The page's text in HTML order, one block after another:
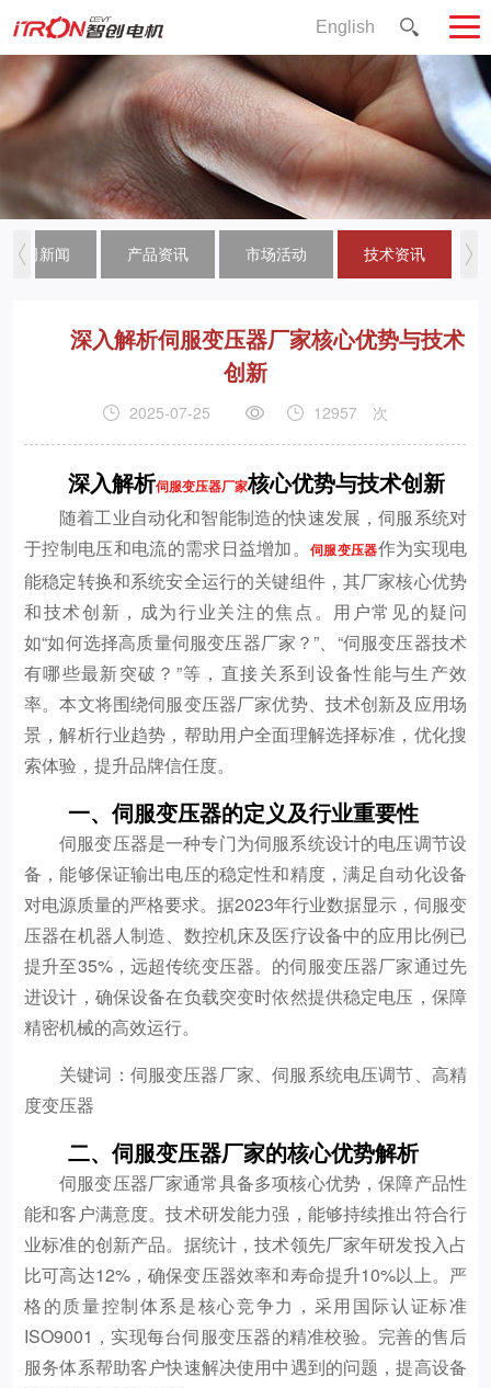
English
公司新闻 产品资讯 市场活动 技术资讯
深入解析伺服变压器厂家核心优势与技术
创新
2025-07-25 12957 次
深入解析伺服变压器厂家核心优势与技术创新
随着工业自动化和智能制造的快速发展，伺服系统对
于控制电压和电流的需求日益增加。伺服变压器作为实现电
能稳定转换和系统安全运行的关键组件，其厂家核心优势
和技术创新，成为行业关注的焦点。用户常见的疑问
如“如何选择高质量伺服变压器厂家？”、“伺服变压器技术
有哪些最新突破？”等，直接关系到设备性能与生产效
率。本文将围绕伺服变压器厂家优势、技术创新及应用场
景，解析行业趋势，帮助用户全面理解选择标准，优化搜
索体验，提升品牌信任度。
一、伺服变压器的定义及行业重要性
伺服变压器是一种专门为伺服系统设计的电压调节设
备，能够保证输出电压的稳定性和精度，满足自动化设备
对电源质量的严格要求。据2023年行业数据显示，伺服变
压器在机器人制造、数控机床及医疗设备中的应用比例已
提升至35%，远超传统变压器。的伺服变压器厂家通过先
进设计，确保设备在负载突变时依然提供稳定电压，保障
精密机械的高效运行。
关键词：伺服变压器厂家、伺服系统电压调节、高精
度变压器
二、伺服变压器厂家的核心优势解析
伺服变压器厂家通常具备多项核心优势，保障产品性
能和客户满意度。技术研发能力强，能够持续推出符合行
业标准的创新产品。据统计，技术领先厂家年研发投入占
比可高达12%，确保变压器效率和寿命提升10%以上。严
格的质量控制体系是核心竞争力，采用国际认证标准
ISO9001，实现每台伺服变压器的精准校验。完善的售后
服务体系帮助客户快速解决使用中遇到的问题，提高设备